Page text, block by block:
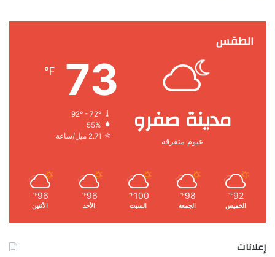
الطقس
مدينة صفرو
غيوم متفرقة
73
℉
92º - 72º
55%
2.71 ميل/ساعة
92
℉
الخميس
98
℉
الجمعة
100
℉
السبت
96
℉
الأحد
96
℉
الأثنين
إعلانات